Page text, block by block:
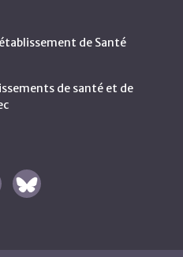
de Santé
de santé et de